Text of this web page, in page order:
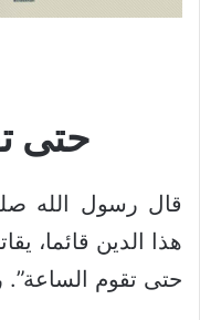
حتى
قال رسول الله
هذا الدين قائما،
حتى تقوم